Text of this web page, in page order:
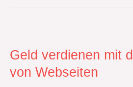
Geld verdienen mit
von Webseiten
mit
dem
Testen